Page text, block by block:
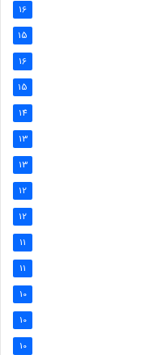
16
15
16
15
14
13
13
12
12
11
11
10
10
10